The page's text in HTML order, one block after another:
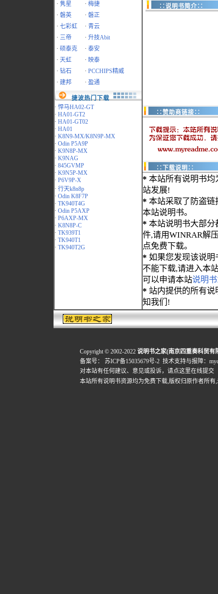
· 隽星 · 梅捷
· 磐英 · 磐正
· 七彩虹 · 青云
· 三帝 · 升技Abit
· 硕泰克 · 泰安
· 天虹 · 映泰
· 钻石 · PCCHIPS精威
· 建邦 · 盈通
捷波热门下载
· 悍马HA02-GT
· HA01-GT2
· HA01-GT02
· HA01
· K8N9-MX/K8N9P-MX
· Odin P5A9P
· K9N8P-MX
· K9NAG
· 845GVMP
· K9N5P-MX
· P6V9P-X
· 行天k8n8p
· Odin K8F7P
· TK940T4G
· Odin P5AXP
· P6AXP-MX
· K8N8P-C
· TK939T1
· TK940T1
· TK940T2G
∷说明书简介∷
∷赞助商链接∷
∷下载说明∷
* 本站所有说明书均
站发展!
* 本站采取了防盗链
本站说明书。
* 本站说明书大部分
件,请用WINRAR解
点免费下载。
* 如果您发现该说明
不能下载,请进入本
可以申请本站说明
* 站内提供的所有
知我们!
Copyright © 2002-2022 说明书之家(南京四重奏科贸有
备案号：
苏ICP备15035679号-2 技术支持与报障：
对本站有任何建议、意见或投诉， 请点这里在线提交
本站所有说明书资源均为免费下载,版权归原作者所